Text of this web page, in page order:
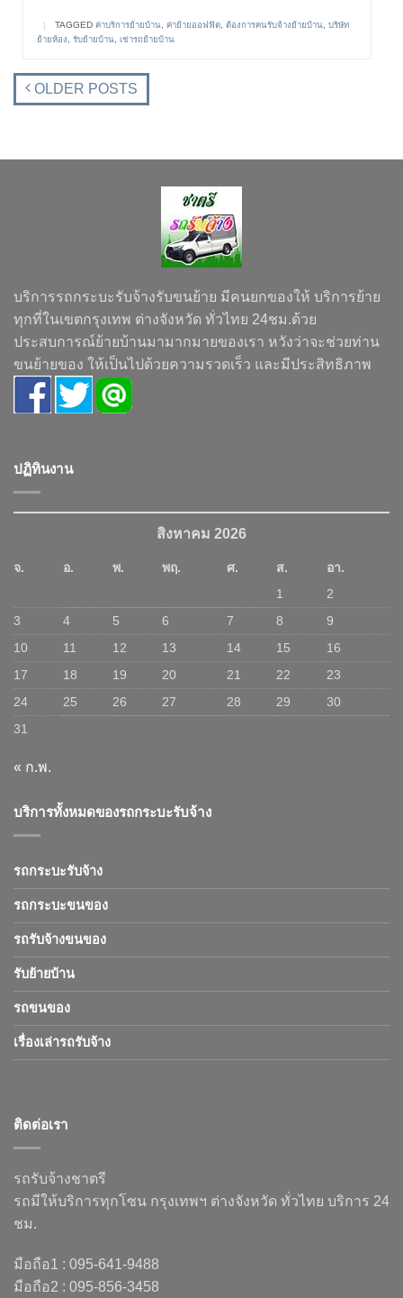
TAGGED ค่าบริการย้ายบ้าน, ค่าย้ายออฟฟิต, ต้องการคนรับจ้างย้ายบ้าน, บริษัท
ย้ายห้อง, รับย้ายบ้าน, เช่ารถย้ายบ้าน
OLDER POSTS
บริการรถกระบะรับจ้างรับขนย้าย มีคนยกของให้ บริการย้าย
ทุกที่ในเขตกรุงเทพ ต่างจังหวัด ทั่วไทย 24ชม.ด้วย
ประสบการณ์ย้ายบ้านมามากมายของเรา หวังว่าจะช่วยท่าน
ขนย้ายของ ให้เป็นไปด้วยความรวดเร็ว และมีประสิทธิภาพ
ปฏิทินงาน
สิงหาคม 2026
จ. อ. พ. พฤ. ศ. ส.
อา.
1
2
3
4 5 6 7 8
9
10
11 12 13 14 15
16
17
18 19 20 21 22
23
24
25 26 27 28 29
30
31
« ก.พ.
บริการทั้งหมดของรถกระบะรับจ้าง
รถกระบะรับจ้าง
รถกระบะขนของ
รถรับจ้างขนของ
รับย้ายบ้าน
รถขนของ
เรื่องเล่ารถรับจ้าง
ติดต่อเรา
รถรับจ้างชาตรี
รถมีให้บริการทุกโซน กรุงเทพฯ ต่างจังหวัด ทั่วไทย บริการ 24
ชม.
มือถือ1 : 095-641-9488
มือถือ2 : 095-856-3458